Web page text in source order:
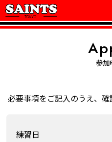
参加
必要事項をご記入のうえ、確
練習日